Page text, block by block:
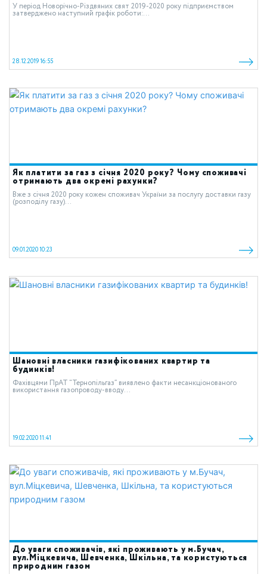
У період Новорічно-Різдвяних свят 2019-2020 року підприємством
затверджено наступний графік роботи:...
28.12.2019 16:55
Як платити за газ з січня 2020 року? Чому споживачі
отримають два окремі рахунки?
Вже з січня 2020 року кожен споживач України за послугу доставки газу
(розподілу газу)...
09.01.2020 10:23
Шановні власники газифікованих квартир та
будинків!
Фахівцями ПрАТ “Тернопільгаз” виявлено факти несанкціонованого
використання газопроводу-вводу...
19.02.2020 11:41
До уваги споживачів, які проживають у м.Бучач,
вул.Міцкевича, Шевченка, Шкільна, та користуються
природним газом